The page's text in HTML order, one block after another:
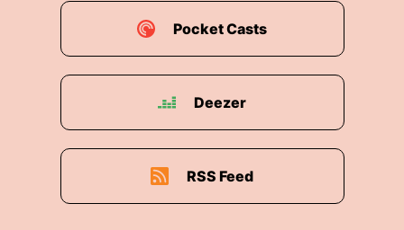
Pocket Casts
Deezer
RSS Feed